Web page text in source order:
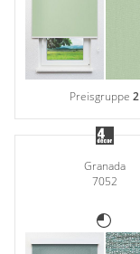
Preisgruppe2
Granada
7052